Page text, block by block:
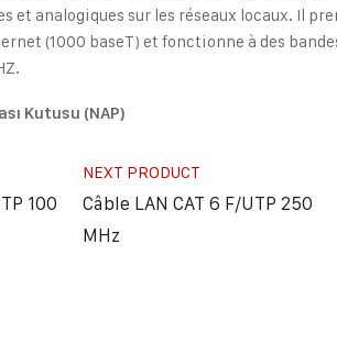
et analogiques sur les réseaux locaux. Il
(1000 baseT) et fonctionne à des
Kutusu (NAP)
100
NEXT PRODUCT
Câble LAN CAT 6 F/UTP 250
MHz